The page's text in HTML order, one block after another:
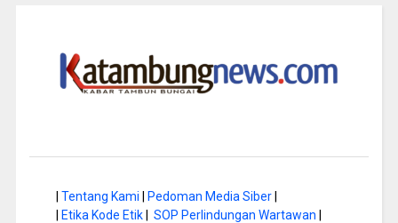
Tentang Kami Pedoman Media Siber|
Etika Kode Etik| SOP Perlindungan Wartawan